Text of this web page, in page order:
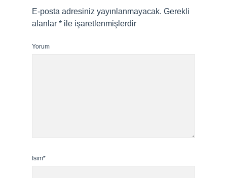
E-posta adresiniz yayınlanmayacak. Gerekli
alanlar * ile işaretlenmişlerdir
Yorum
İsim*